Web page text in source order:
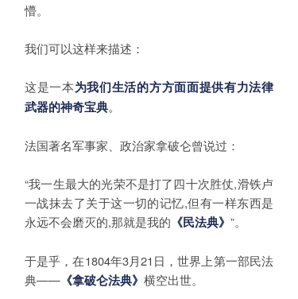
懵。
我们可以这样来描述：
这是一本为我们生活的方方面面提供有力法律
武器的神奇宝典。
法国著名军事家、政治家拿破仑曾说过：
“我一生最大的光荣不是打了四十次胜仗,滑铁卢
一战抹去了关于这一切的记忆,但有一样东西是
永远不会磨灭的,那就是我的 《民法典》 ”。
于是乎，在1804年3月21日，世界上第一部民法
典—— 《拿破仑法典》 横空出世。